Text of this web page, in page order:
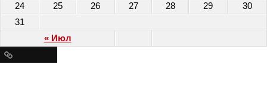
« Июл
24
25 26 27 28 29
30
31